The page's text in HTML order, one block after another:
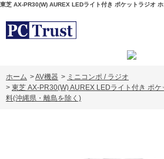
東芝 AX-PR30(W) AUREX LEDライト付き ポケットラジオ
ホーム >AV機器 > ミニコンポ / ラジオ
> 東芝 AX-PR30(W) AUREX LEDライト付き ポ
料(沖縄県・離島を除く)